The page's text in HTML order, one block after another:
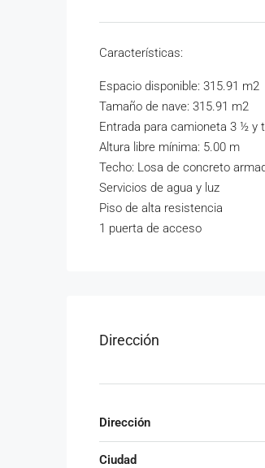
Características:
Espacio disponible: 315.91 m2
Tamaño de nave: 315.91 m2
Entrada para camioneta 3 ½ y
Altura libre mínima: 5.00 m
Techo: Losa de concreto
Servicios de agua y luz
Piso de alta resistencia
1 puerta de acceso
Dirección
Dirección
Ciudad